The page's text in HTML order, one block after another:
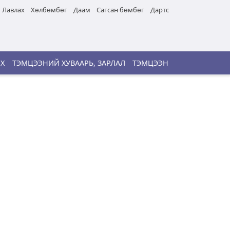
Лавлах Хөлбөмбөг Даам Сагсан бөмбөг Дартс
ТЭМЦЭЭНИЙ ХУВААРЬ, ЗАРЛАЛ ТЭМЦЭЭН